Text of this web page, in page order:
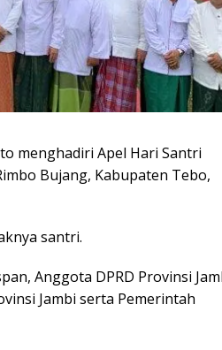
menghadiri Apel Hari Santri
Bujang, Kabupaten Tebo,
santri.
Anggota DPRD Provinsi
Jambi serta Pemerintah